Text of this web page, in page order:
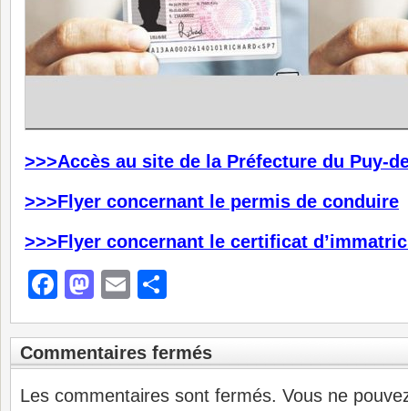
>>>Accès au site de la Préfecture du Puy-
>>>Flyer concernant le permis de conduire
>>>Flyer concernant le certificat
Facebook
Mastodon
Email
Commentaires fermés
Les commentaires sont fermés. Vous ne